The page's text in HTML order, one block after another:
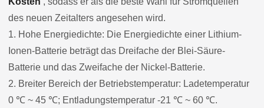
des neuen Zeitalters angesehen wird.
1. Hohe Energiedichte: Die Energiedichte einer Lithium-
Ionen-Batterie beträgt das Dreifache der Blei-Säure-
Batterie und das Zweifache der Nickel-Batterie.
2. Breiter Bereich der Betriebstemperatur: Ladetemperatur
0 ℃ ~ 45 ℃; Entladungstemperatur -21 ℃ ~ 60 ℃.